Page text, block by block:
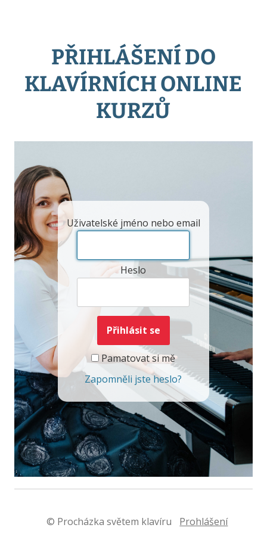
PŘIHLÁŠENÍ DO
KLAVÍRNÍCH ONLINE
KURZŮ
Uživatelské jméno nebo email
Heslo
Pamatovat si mě
Zapomněli jste heslo?
© Procházka světem klavíru Prohlášení